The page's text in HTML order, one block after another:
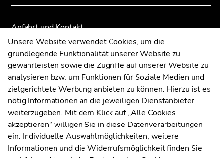
Anfahrt und Kontakt
Kommunikation und Öffentlichkeitsarbeit
Moodle
UNIGRAZonline
Impressum
Datenschutzerklärung
Cookie-Einstellungen
Barrierefreiheitserklärung
Unsere Website verwendet Cookies, um die
grundlegende Funktionalität unserer Website zu
gewährleisten sowie die Zugriffe auf unserer Website zu
analysieren bzw. um Funktionen für Soziale Medien und
zielgerichtete Werbung anbieten zu können. Hierzu ist es
nötig Informationen an die jeweiligen Dienstanbieter
weiterzugeben. Mit dem Klick auf „Alle Cookies
akzeptieren“ willigen Sie in diese Datenverarbeitungen
ein. Individuelle Auswahlmöglichkeiten, weitere
Informationen und die Widerrufsmöglichkeit finden Sie